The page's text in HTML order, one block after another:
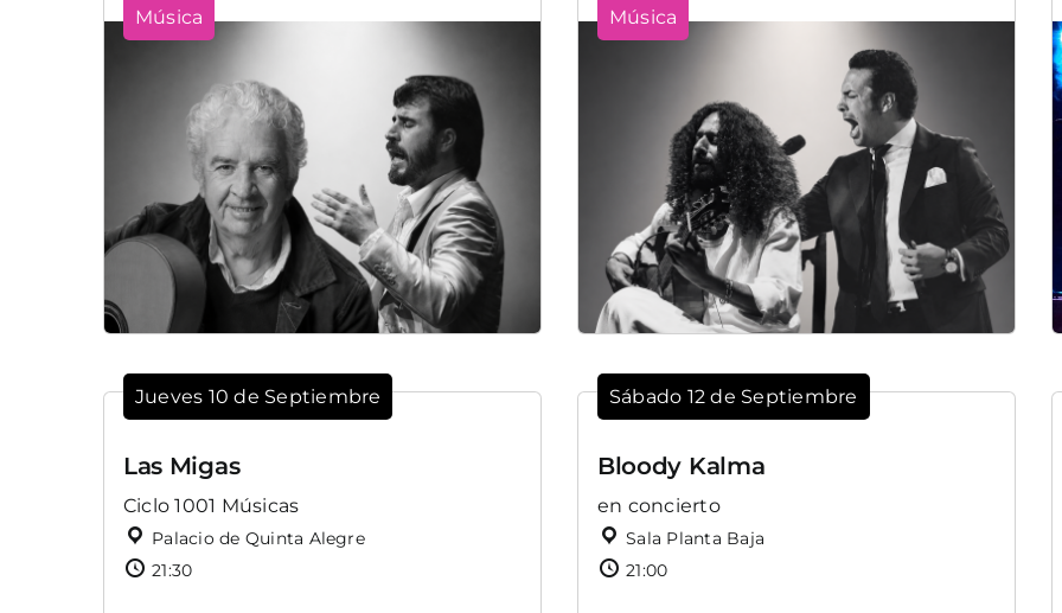
Música Música
Jueves 10 de Septiembre
Las Migas
Ciclo 1001 Músicas
Palacio de Quinta Alegre
21:30
Sábado 12 de Septiembre
Bloody Kalma
en concierto
Sala Planta Baja
21:00